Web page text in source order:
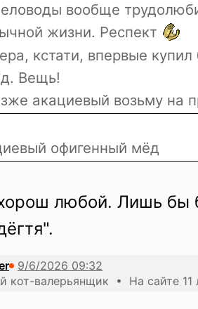
вообще
жизни. Респект
кстати, впервые
Вещь!
акациевый возьму на
офигенный мёд
любой. Лишь бы
кот-валерьянщик • На сайте 11